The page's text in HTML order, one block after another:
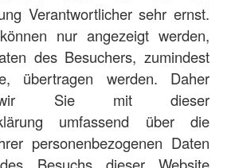
Verantwortlicher sehr ernst.
nur angezeigt werden,
des Besuchers, zumindest
übertragen werden. Daher
wir Sie mit dieser
umfassend über die
personenbezogenen Daten
Besuchs dieser Website